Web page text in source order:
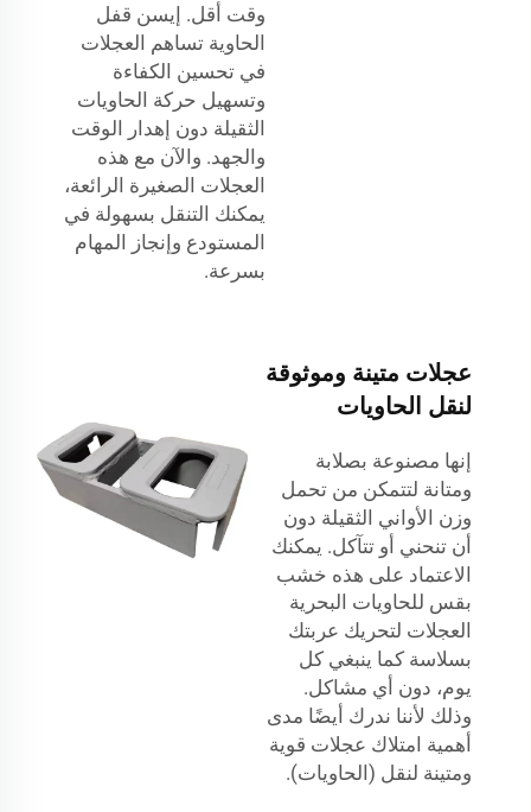
وقت أقل. إيسن قفل
الحاوية تساهم العجلات
في تحسين الكفاءة
وتسهيل حركة الحاويات
الثقيلة دون إهدار الوقت
والجهد. والآن مع هذه
العجلات الصغيرة الرائعة،
يمكنك التنقل بسهولة في
المستودع وإنجاز المهام
بسرعة.
عجلات متينة وموثوقة
لنقل الحاويات
إنها مصنوعة بصلابة
ومتانة لتتمكن من تحمل
وزن الأواني الثقيلة دون
أن تنحني أو تتآكل. يمكنك
الاعتماد على هذه خشب
بقس للحاويات البحرية
العجلات لتحريك عربتك
بسلاسة كما ينبغي كل
يوم، دون أي مشاكل.
وذلك لأننا ندرك أيضًا مدى
أهمية امتلاك عجلات قوية
ومتينة لنقل (الحاويات).